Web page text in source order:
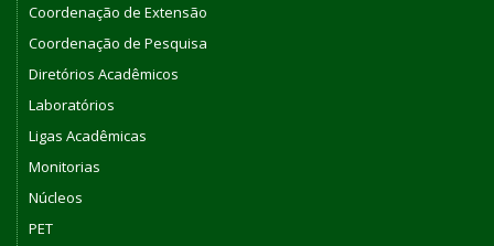
Coordenação de Extensão
Coordenação de Pesquisa
Diretórios Acadêmicos
Laboratórios
Ligas Acadêmicas
Monitorias
Núcleos
PET